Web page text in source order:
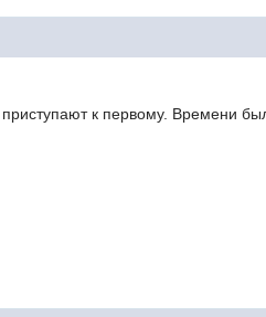
к первому. Времени